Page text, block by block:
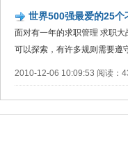
世界500强最爱的25个
面对有一年的求职管理 求职
可以探索，有许多规则需要遵
2010-12-06 10:09:53 阅读：